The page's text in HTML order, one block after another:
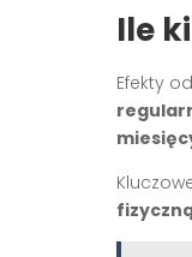
Ile
Efekty